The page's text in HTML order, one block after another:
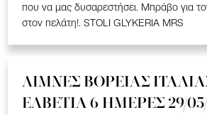
που να μας δυσαρεστήσει. Μπράβο για
στον πελάτη!. STOLI GLYKERIA MRS
ΛΙΜΝΕΣ ΒΟΡΕΙΑΣ
ΕΛΒΕΤΙΑ 6 ΗΜΕΡΕΣ 29/